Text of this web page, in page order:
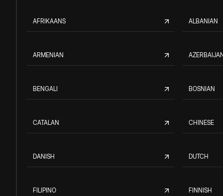
AFRIKAANS ALBANIAN
ARMENIAN
BENGALI BOSNIAN
CATALAN CHINESE
DANISH DUTCH
FILIPINO FINNISH